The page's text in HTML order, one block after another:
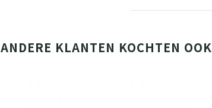
ANDERE KLANTEN KOCHTEN OOK